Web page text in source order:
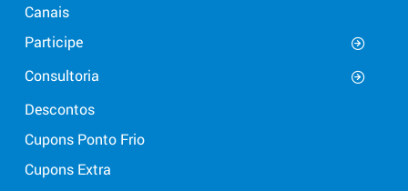
Canais
Participe
Consultoria
Descontos
Cupons Ponto Frio
Cupons Extra